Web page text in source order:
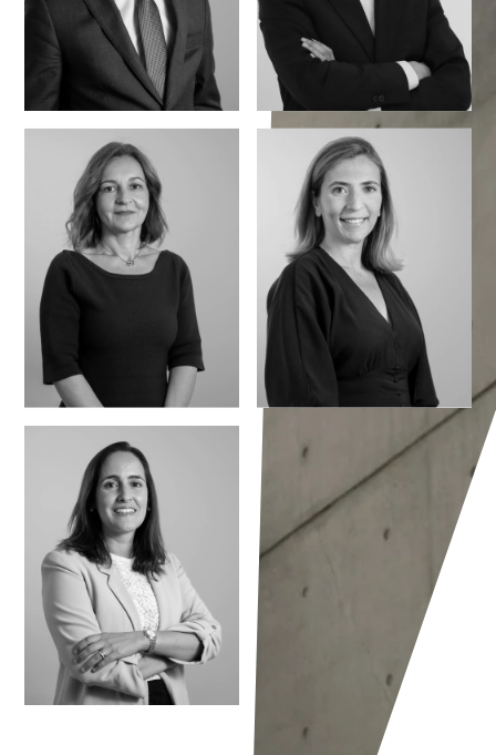
Rui Simões
Nuno Moura
Roldão
Magdalena
Ivanova Ilieva
Sofia de Sousa
Caetano